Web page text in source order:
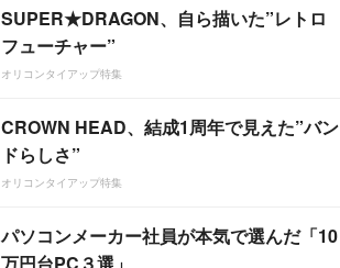
SUPER★DRAGON、自ら描いた”レトロ
フューチャー”
オリコンタイアップ特集
CROWN HEAD、結成1周年で見えた”バン
ドらしさ”
オリコンタイアップ特集
パソコンメーカー社員が本気で選んだ「10
万円台PC３選」